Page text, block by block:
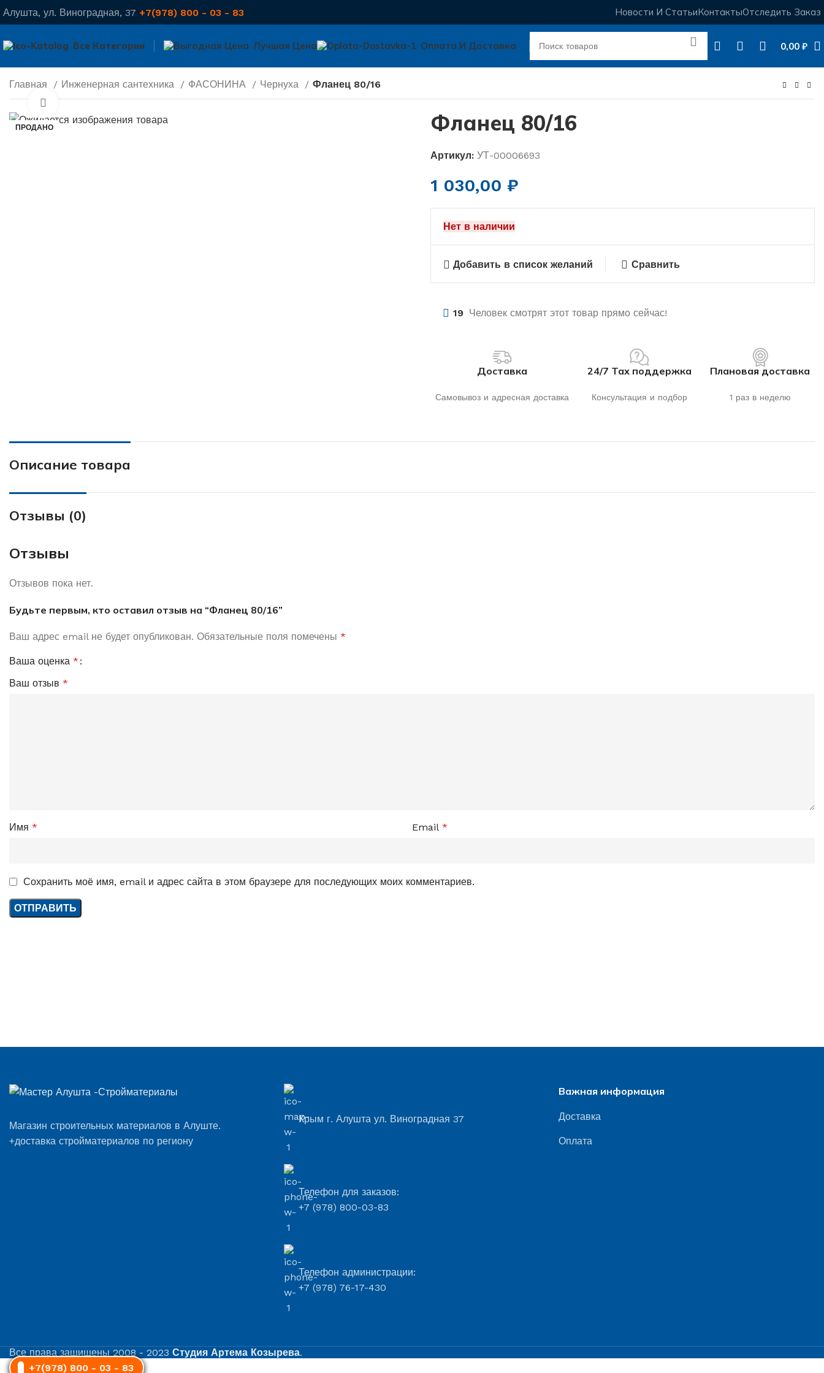
Алушта, ул. Виноградная, 37 +7(978) 800 - 03 - 83 Новости И СтатьиКонтактыОтследить Заказ
Все Категории Лучшая Цена Оплата И Доставка 0,00 ₽
Главная Инженерная сантехника ФАСОНИНА Чернуха Фланец 80/16
ПРОДАНО
Нажмите, чтобы увеличить
Фланец 80/16
Артикул: УТ-00006693
1 030,00 ₽
Нет в наличии
Добавить в список желаний Сравнить
19 Человек смотрят этот товар прямо сейчас!
Доставка
Самовывоз и адресная доставка
24/7 Тах поддержка
Консультация и подбор
Плановая доставка
1 раз в неделю
Описание товара
Отзывы (0)
Отзывы
Отзывов пока нет.
Будьте первым, кто оставил отзыв на “Фланец 80/16”
Ваш адрес email не будет опубликован. Обязательные поля помечены *
Ваша оценка *
Ваш отзыв *
Имя * Email *
Сохранить моё имя, email и адрес сайта в этом браузере для последующих моих комментариев.
Магазин строительных материалов в Алуште.
+доставка стройматериалов по региону
+7(978) 800 - 03 - 83
Крым г. Алушта ул. Виноградная 37
Телефон для заказов:
+7 (978) 800-03-83
Телефон администрации:
+7 (978) 76-17-430
Важная информация
Доставка
Оплата
Все права защищены2008 - 2023 Студия Артема Козырева.